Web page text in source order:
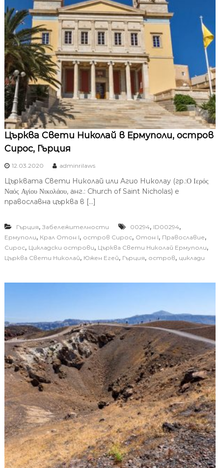
Църква Свети Николай в Ермуполи, остров
Сирос, Гърция
12.03.2020 adminrilaws
Църквата Свети Николай или Агио Николау (гр.:Ο Ιερός
Ναός Αγίου Νικολάου, анг.: Church of Saint Nicholas) е
православна църква в […]
Гърция, Забележителности 00294, ID00294,
Ермуполи, Крал Отон I, остров Сирос, Отон I, Православие,
Сирос, Цикладски острови, Църква Свети Николай Ермуполи,
Църква Свети Николай, Южен Егей, Гърция, остров, циклади